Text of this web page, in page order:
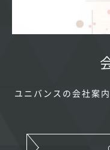
ユニバンスの会社案